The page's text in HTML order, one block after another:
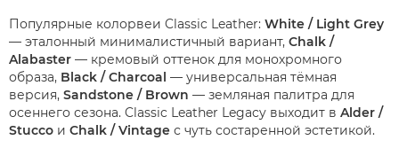
Популярные колорвеи Classic Leather: White / Light Grey
— эталонный минималистичный вариант, Chalk /
Alabaster — кремовый оттенок для монохромного
образа, Black / Charcoal — универсальная тёмная
версия, Sandstone / Brown — земляная палитра для
осеннего сезона. Classic Leather Legacy выходит в Alder /
Stucco и Chalk / Vintage с чуть состаренной эстетикой.